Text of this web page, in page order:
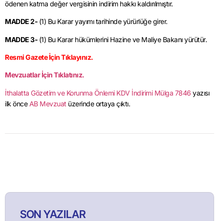
ödenen katma değer vergisinin indirim hakkı kaldırılmıştır.
MADDE 2- (1) Bu Karar yayımı tarihinde yürürlüğe girer.
MADDE 3- (1) Bu Karar hükümlerini Hazine ve Maliye Bakanı yürütür.
Resmi Gazete İçin Tıklayınız.
Mevzuatlar İçin Tıklatınız.
İthalatta Gözetim ve Korunma Önlemi KDV İndirimi Mülga 7846 yazısı
ilk önce AB Mevzuat üzerinde ortaya çıktı.
SON YAZILAR